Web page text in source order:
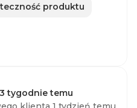
produktu
tygodnie temu